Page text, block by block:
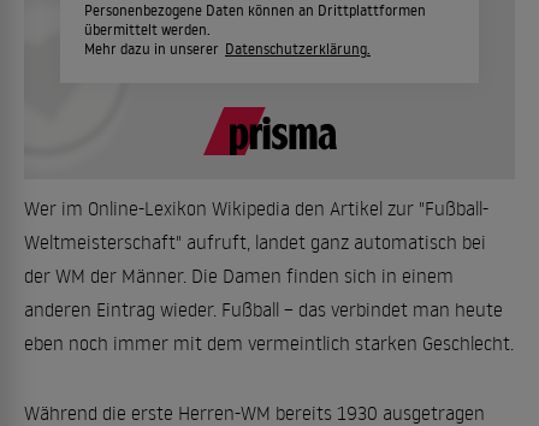
Personenbezogene Daten können an Drittplattformen
übermittelt werden.
Mehr dazu in unserer Datenschutzerklärung.
Wer im Online-Lexikon Wikipedia den Artikel zur "Fußball-
Weltmeisterschaft" aufruft, landet ganz automatisch bei
der WM der Männer. Die Damen finden sich in einem
anderen Eintrag wieder. Fußball – das verbindet man heute
eben noch immer mit dem vermeintlich starken Geschlecht.
Während die erste Herren-WM bereits 1930 ausgetragen